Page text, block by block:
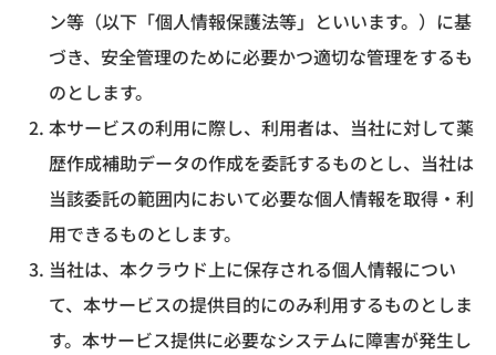
ン等（以下「個人情報保護法等」といいます。）に基
づき、安全管理のために必要かつ適切な管理をするも
のとします。
本サービスの利用に際し、利用者は、当社に対して薬
歴作成補助データの作成を委託するものとし、当社は
当該委託の範囲内において必要な個人情報を取得・利
用できるものとします。
当社は、本クラウド上に保存される個人情報につい
て、本サービスの提供目的にのみ利用するものとしま
す。本サービス提供に必要なシステムに障害が発生し